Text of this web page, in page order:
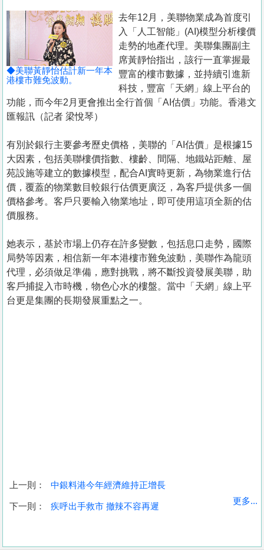
置
業
手
冊
關
於
們
收
盤
◆美聯黃靜怡估計新一年本
港樓市難免波動。
去年12月，美聯物業成為首度引
入「人工智能」(AI)模型分析樓價
走勢的地產代理。美聯集團副主
席黃靜怡指出，該行一直掌握最
豐富的樓市數據，並持續引進新
科技，豐富「天網」線上平台的
功能，而今年2月更會推出全行首個「AI估價」功能。香港文
匯報訊（記者 梁悅琴）
有別於銀行主要參考歷史價格，美聯的「AI估價」是根據15
大因素，包括美聯樓價指數、樓齡、間隔、地鐵站距離、屋
苑設施等建立的數據模型，配合AI實時更新，為物業進行估
價，覆蓋的物業數目較銀行估價更廣泛，為客戶提供多一個
價格參考。客戶只要輸入物業地址，即可使用這項全新的估
價服務。
她表示，基於市場上仍存在許多變數，包括息口走勢，國際
局勢等因素，相信新一年本港樓市難免波動，美聯作為龍頭
代理，必須做足準備，應對挑戰，將不斷投資發展美聯，助
客戶捕捉入市時機，物色心水的樓盤。當中「天網」線上平
台更是集團的長期發展重點之一。
上一則： 中銀料港今年經濟維持正增長
下一則： 疾呼出手救市 撤辣不容再遲
更多...